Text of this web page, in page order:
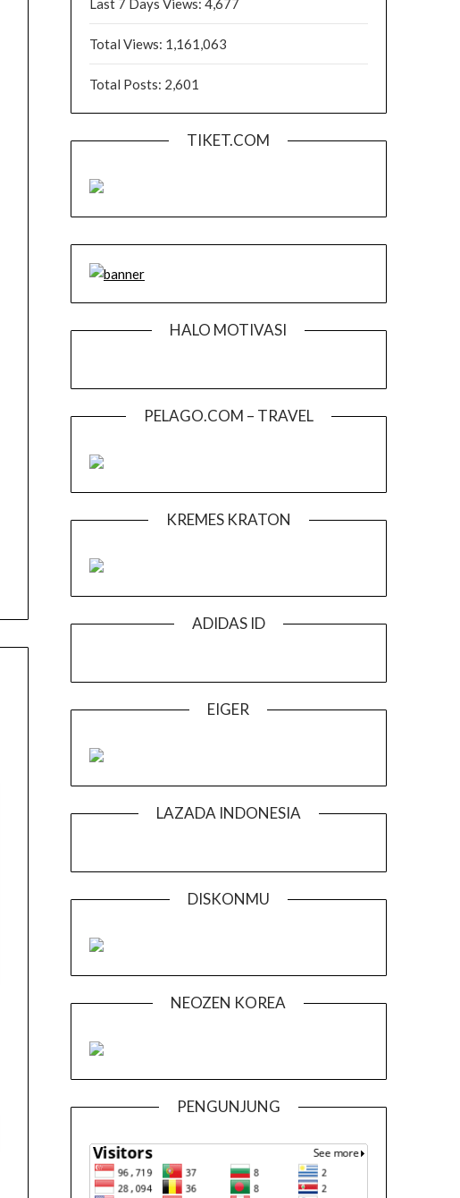
Last 7 Days Views: 4,677
Total Views: 1,161,063
Total Posts: 2,601
TIKET.COM
HALO MOTIVASI
PELAGO.COM – TRAVEL
KREMES KRATON
ADIDAS ID
EIGER
LAZADA INDONESIA
DISKONMU
NEOZEN KOREA
PENGUNJUNG